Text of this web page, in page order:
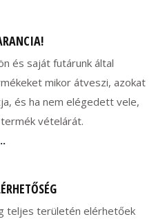
és saját futárunk által
mikor átveszi, azokat
és ha nem elégedett vele,
vételárát.
teljes területén elérhetőek